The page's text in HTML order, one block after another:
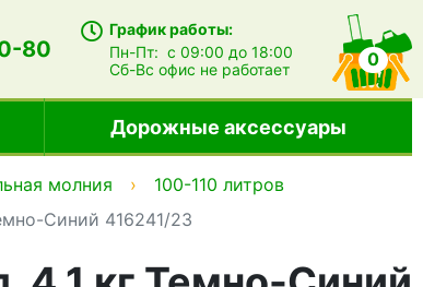
80
График работы:
Пн-Пт:с 09:00 до 18:00
Сб-Всофис не работает 0
Дорожные аксессуары
молния
100-110 литров
Синий 416241/23